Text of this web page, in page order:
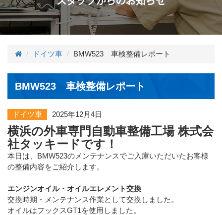
ドイツ車 BMW523 車検整備レポート
BMW523 車検整備レポート
ドイツ車 2025年12月4日
横浜の外車専門自動車整備工場 株式会
社タッキードです！
本日は、BMW523のメンテナンスでご入庫いただいたお客様
の整備内容をご紹介します。
エンジンオイル・オイルエレメント交換
交換時期・メンテナンス作業として交換しました。
オイルはフックスGT1を使用しました。